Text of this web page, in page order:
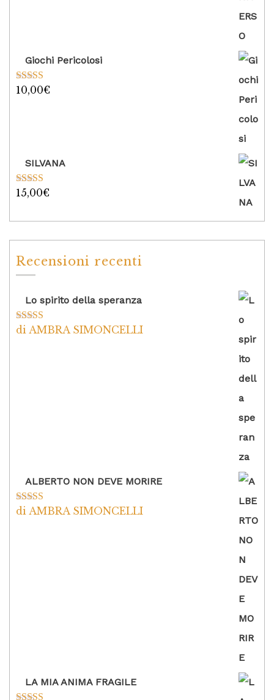
Giochi Pericolosi
Valutato
10,00€
SILVANA
Valutato
15,00€
Recensioni recenti
Lo spirito della speranza
Valutato5su
di AMBRA SIMONCELLI
ALBERTO NON DEVE MORIRE
Valutato5su
di AMBRA SIMONCELLI
LA MIA ANIMA FRAGILE